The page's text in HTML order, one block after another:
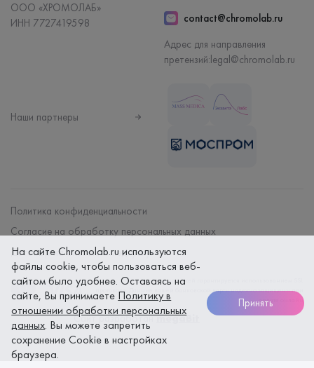
ООО «ХРОМОЛАБ»
ИНН 7727419598
contact@chromolab.ru
Адрес для направления
претензий:legal@chromolab.ru
Наши партнеры
Политика конфиденциальности
Согласие на обработку персональных данных
Договор на оказание мед. услуг
Безопасность платежей гарантируется использованием SSL
протокола. Данные вашей банковской карты надежно защищены при
оплате онлайн
Сайт разработанmegaBit
На сайте Chromolab.ru используются
файлы cookie, чтобы пользоваться веб-
сайтом было удобнее. Оставаясь на
сайте, Вы принимаете Политику в
отношении обработки персональных
данных. Вы можете запретить
сохранение Cookie в настройках
браузера.
Принять